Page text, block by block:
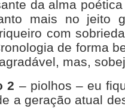
da alma
mais no jeito
com
de forma
mas,
2 – piolhos – eu
a geração atual